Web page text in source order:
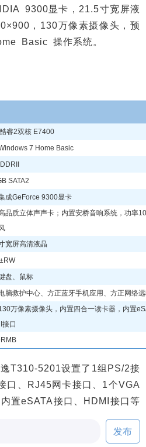
9300显卡，21.5寸宽屏液
，130万像素摄像头，预
Basic 操作系统。
睿2双核 E7400
7 Home Basic
SATA2
成GeForce 9300显卡
品质立体声声卡；内置安桥音响系统，功率
宽屏高清液晶
盘、鼠标
脑救护中心、方正蓝牙手机应用、方正网络
万像素摄像头，内置四合一读卡器，内置
接口
5201设置了1组PS/2接
口、RJ45网卡接口、1个VGA
置eSATA接口、HDMI接口等
发布